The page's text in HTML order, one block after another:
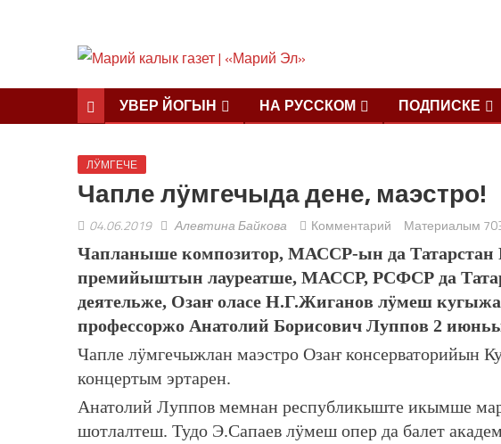
УВЕР ЙОГЫН НА РУССКОМ ПОДПИСКЕ
ЛӰМГЕЧЕ
Чапле лӱмгечыда дене, маэстро!
04.06.2019 Алевтина Байкова Комментарий Материалым
Чапланыше композитор, МАССР-ын да
премийыштын лауреатше, МАССР, РСФСР да
деятельже, Озаҥ оласе Н.Г.Жиганов лӱмеш
профессоржо Анатолий Борисович Луппов 2
Чапле лӱмгечыжлан маэстро Озаҥ консерваторийын
концертым эртарен.
Анатолий Луппов мемнан республикыште икымше
шотлалтеш. Тудо Э.Сапаев лӱмеш опер да балет